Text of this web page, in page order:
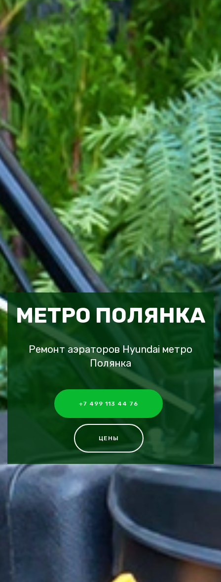
МЕТРО ПОЛЯНКА
Ремонт аэраторов Hyundai метро
Полянка
+7 499 113 44 76
ЦЕНЫ